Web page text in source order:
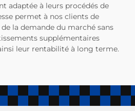
adaptée à leurs procédés de
permet à nos clients de
la demande du marché sans
supplémentaires
leur rentabilité à long terme.